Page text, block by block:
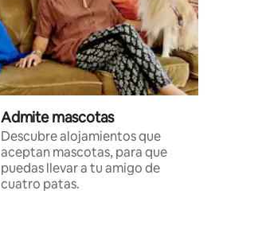
Admite mascotas
Descubre alojamientos que
aceptan mascotas, para que
puedas llevar a tu amigo de
cuatro patas.